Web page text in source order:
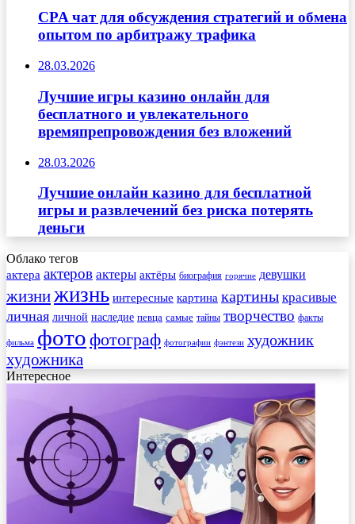
CPA чат для обсуждения стратегий и обмена
опытом по арбитражу трафика
28.03.2026
Лучшие игры казино онлайн для
бесплатного и увлекательного
времяпрепровождения без вложений
28.03.2026
Лучшие онлайн казино для бесплатной
игры и развлечений без риска потерять
деньги
Облако тегов
актера актеров актеры актёры биография горячие девушки
жизнижизнь интересные картина картины красивые
личная личной наследие певца самые тайны творчество факты
фильма фото фотограф фотографии фэнтези художник
художника
Интересное